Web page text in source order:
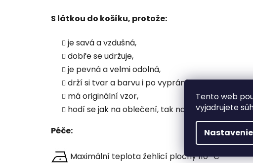
Tento web
vyjadrujete
Nastavenie
S látkou do košíku, protože:
je savá a vzdušná,
dobře se udržuje,
je pevná a velmi odolná,
drží si tvar a barvu i po vyprání,
má originální vzor,
hodí se jak na oblečení, tak na dekorace.
Péče:
Maximální teplota žehlicí plochy 110 °C